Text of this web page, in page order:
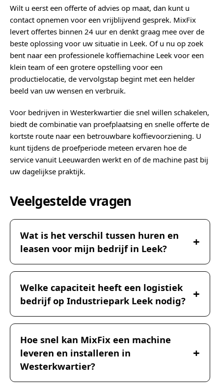
Wilt u eerst een offerte of advies op maat, dan kunt u
contact opnemen voor een vrijblijvend gesprek. MixFix
levert offertes binnen 24 uur en denkt graag mee over de
beste oplossing voor uw situatie in Leek. Of u nu op zoek
bent naar een professionele koffiemachine Leek voor een
klein team of een grotere opstelling voor een
productielocatie, de vervolgstap begint met een helder
beeld van uw wensen en verbruik.
Voor bedrijven in Westerkwartier die snel willen schakelen,
biedt de combinatie van proefplaatsing en snelle offerte de
kortste route naar een betrouwbare koffievoorziening. U
kunt tijdens de proefperiode meteen ervaren hoe de
service vanuit Leeuwarden werkt en of de machine past bij
uw dagelijkse praktijk.
Veelgestelde vragen
Wat is het verschil tussen huren en
leasen voor mijn bedrijf in Leek?
Welke capaciteit heeft een logistiek
bedrijf op Industriepark Leek nodig?
Hoe snel kan MixFix een machine
leveren en installeren in
Westerkwartier?